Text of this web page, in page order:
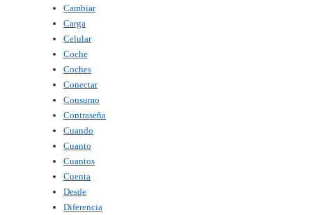
Cambiar
Carga
Celular
Coche
Coches
Conectar
Consumo
Contraseña
Cuando
Cuanto
Cuantos
Cuenta
Desde
Diferencia